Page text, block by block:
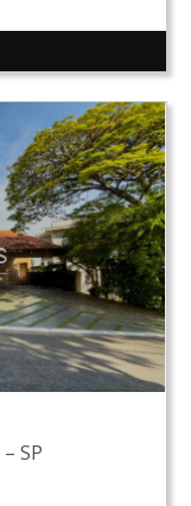
– SP